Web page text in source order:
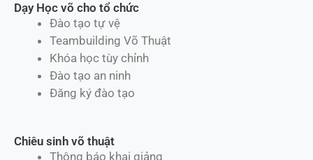
Dạy Học võ cho tổ chức
Đào tạo tự vệ
Teambuilding Võ Thuật
Khóa học tùy chỉnh
Đào tạo an ninh
Đăng ký đào tạo
Chiêu sinh võ thuật
Thông báo khai giảng